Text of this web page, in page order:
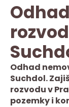
Odhad
Suchdol.
rozvodu v
pozemky i